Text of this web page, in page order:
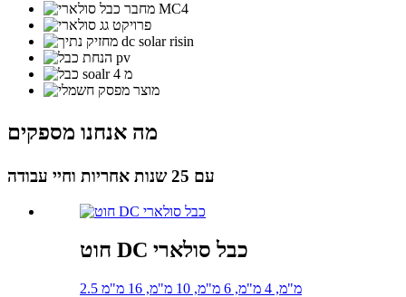
מה אנחנו מספקים
עם 25 שנות אחריות וחיי עבודה
חוט DC כבל סולארי
2.5 מ"מ, 4 מ"מ, 6 מ"מ, 10 מ"מ, 16 מ"מ